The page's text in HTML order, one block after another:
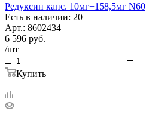
Редуксин капс. 10мг+158,5мг N60
Есть в наличии: 20
Арт.: 8602434
6 596 руб.
/шт
Купить